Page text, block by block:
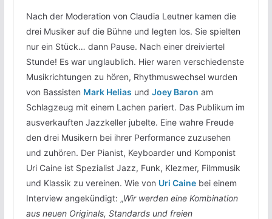
Nach der Moderation von Claudia Leutner kamen die
drei Musiker auf die Bühne und legten los. Sie spielten
nur ein Stück… dann Pause. Nach einer dreiviertel
Stunde! Es war unglaublich. Hier waren verschiedenste
Musikrichtungen zu hören, Rhythmuswechsel wurden
von Bassisten Mark Helias und Joey Baron am
Schlagzeug mit einem Lachen pariert. Das Publikum im
ausverkauften Jazzkeller jubelte. Eine wahre Freude
den drei Musikern bei ihrer Performance zuzusehen
und zuhören. Der Pianist, Keyboarder und Komponist
Uri Caine ist Spezialist Jazz, Funk, Klezmer, Filmmusik
und Klassik zu vereinen. Wie von Uri Cainebei einem
Interview angekündigt: „Wir werden eine Kombination
aus neuen Originals, Standards und freien